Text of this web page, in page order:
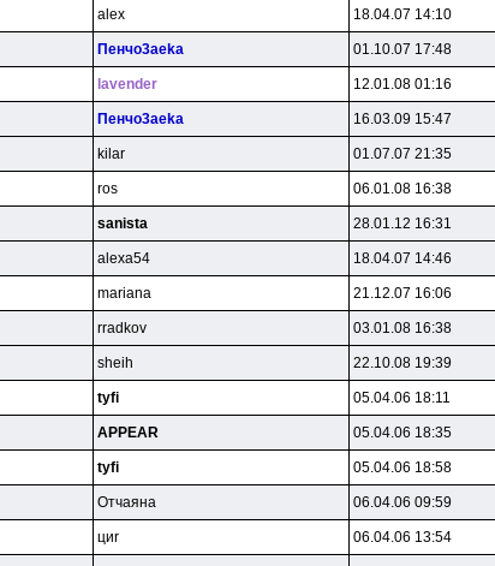
alex 18.04.07 14:10
Пeнчo3aeka 01.10.07 17:48
lavender 12.01.08 01:16
Пeнчo3aeka 16.03.09 15:47
kilar 01.07.07 21:35
ros 06.01.08 16:38
sanista 28.01.12 16:31
alexa54 18.04.07 14:46
mariana 21.12.07 16:06
rradkov 03.01.08 16:38
sheih 22.10.08 19:39
tyfi 05.04.06 18:11
APPEAR 05.04.06 18:35
tyfi 05.04.06 18:58
Oтчaянa 06.04.06 09:59
циr 06.04.06 13:54